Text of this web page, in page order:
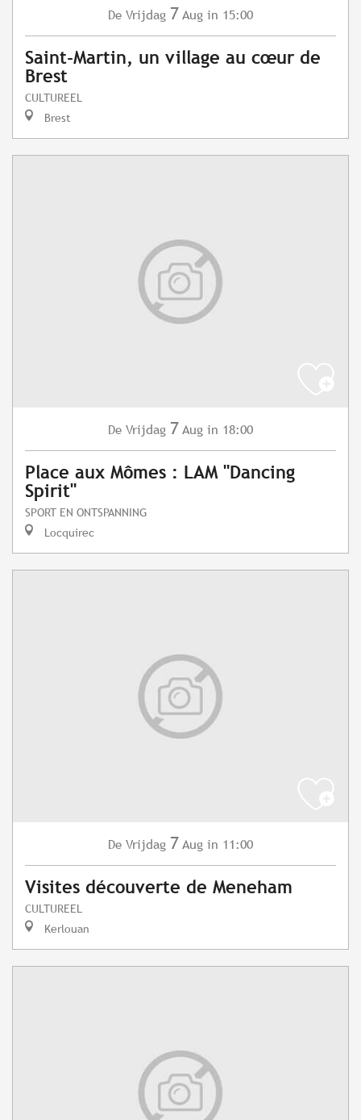
De Vrijdag 7 Aug in 15:00
Saint-Martin, un village au cœur de
Brest
CULTUREEL
Brest
De Vrijdag 7 Aug in 18:00
Place aux Mômes : LAM "Dancing
Spirit"
SPORT EN ONTSPANNING
Locquirec
De Vrijdag 7 Aug in 11:00
Visites découverte de Meneham
CULTUREEL
Kerlouan